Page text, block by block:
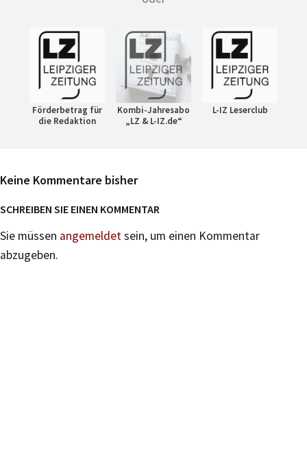
Förderbetrag für
die Redaktion
Kombi-Jahresabo
„LZ & L-IZ.de“
L-IZ Leserclub
Keine Kommentare bisher
SCHREIBEN SIE EINEN KOMMENTAR
Sie müssen angemeldetsein, um einen Kommentar
abzugeben.